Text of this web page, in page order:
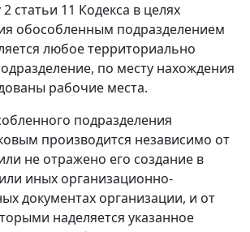
2 статьи 11 Кодекса в целях
обособленным подразделением
любое территориально
по месту нахождения
рабочие места.
подразделения
производится независимо от
не отражено его создание в
иных организационно-
документах организации, и от
наделяется указанное